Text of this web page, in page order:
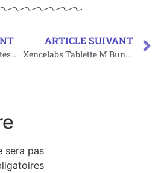
Les 7 meilleures tablettes graphiques pour ordinateurs portables (taille, avis, spécifications)
ARTICLE SUIVANT
Xencelabs Tablette M Bundle Edition Spéciale : Test et Avis
sera pas